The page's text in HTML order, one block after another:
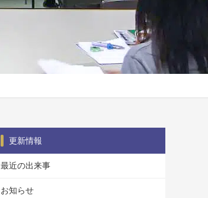
更新情報
最近の出来事
お知らせ